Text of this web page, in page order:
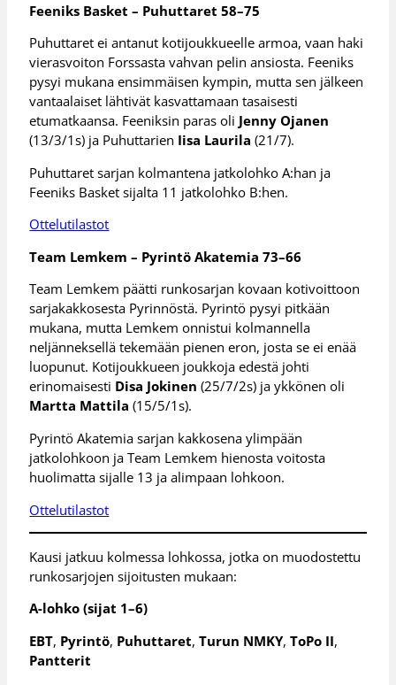
Feeniks Basket – Puhuttaret 58–75
Puhuttaret ei antanut kotijoukkueelle armoa, vaan haki
vierasvoiton Forssasta vahvan pelin ansiosta. Feeniks
pysyi mukana ensimmäisen kympin, mutta sen jälkeen
vantaalaiset lähtivät kasvattamaan tasaisesti
etumatkaansa. Feeniksin paras oli Jenny Ojanen
(13/3/1s) ja Puhuttarien Iisa Laurila (21/7).
Puhuttaret sarjan kolmantena jatkolohko A:han ja
Feeniks Basket sijalta 11 jatkolohko B:hen.
Ottelutilastot
Team Lemkem – Pyrintö Akatemia 73–66
Team Lemkem päätti runkosarjan kovaan kotivoittoon
sarjakakkosesta Pyrinnöstä. Pyrintö pysyi pitkään
mukana, mutta Lemkem onnistui kolmannella
neljänneksellä tekemään pienen eron, josta se ei enää
luopunut. Kotijoukkueen joukkoja edestä johti
erinomaisesti Disa Jokinen (25/7/2s) ja ykkönen oli
Martta Mattila (15/5/1s).
Pyrintö Akatemia sarjan kakkosena ylimpään
jatkolohkoon ja Team Lemkem hienosta voitosta
huolimatta sijalle 13 ja alimpaan lohkoon.
Ottelutilastot
Kausi jatkuu kolmessa lohkossa, jotka on muodostettu
runkosarjojen sijoitusten mukaan:
A-lohko (sijat 1–6)
EBT, Pyrintö, Puhuttaret,Turun NMKY,ToPo II,
Pantterit